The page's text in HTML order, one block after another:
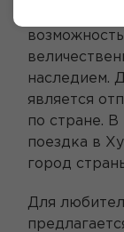
наследием.
является
по стране.
поездка в
город
Для